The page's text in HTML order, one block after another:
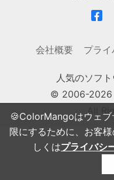
🍪ColorMangoはウェブ
限にするために、お客
しくはプライバシ
会社概要 プラ
人気のソフ
© 2006-2026
All